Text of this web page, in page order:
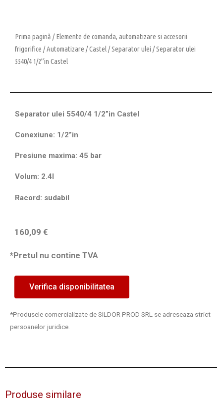
Prima pagină /Elemente de comanda, automatizare si accesorii
frigorifice /Automatizare /Castel/Separator ulei / Separator ulei
5540/4 1/2”in Castel
Separator ulei 5540/4 1/2”in Castel
Conexiune: 1/2”in
Presiune maxima: 45 bar
Volum: 2.4l
Racord: sudabil
160,09 €
*Pretul nu contine TVA
Verifica disponibilitatea
*Produsele comercializate de SILDOR PROD SRL se adreseaza strict
persoanelor juridice.
Produse similare